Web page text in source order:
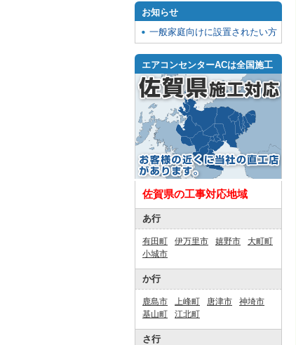
お知らせ
一般家庭向けに設置されたい方
エアコンセンターACは全国施工
佐賀県の工事対応地域
あ行
有田町 伊万里市 嬉野市
大町町
小城市
か行
鹿島市 上峰町 唐津市
神埼市
基山町
江北町
さ行